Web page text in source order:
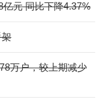
元 同比下降4.37%
万户，较上期减少